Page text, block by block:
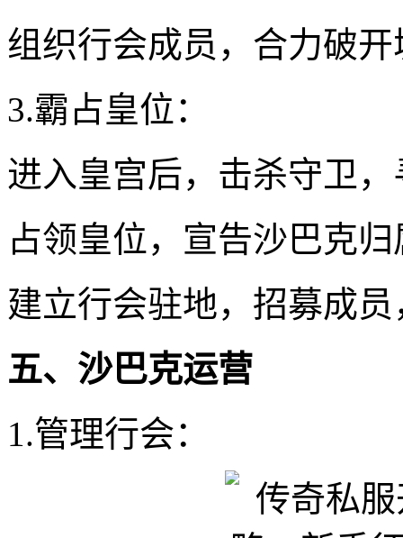
组织行会成员，合力破
3.霸占皇位：
进入皇宫后，击杀守卫
占领皇位，宣告沙巴克
建立行会驻地，招募成
五、沙巴克运营
1.管理行会：